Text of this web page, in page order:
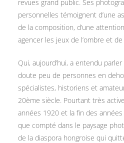
revues grand public. Ses
personnelles témoignent d’une
de la composition, d’une
agencer les jeux de l’ombre et de
Qui, aujourd’hui, a entendu parler
doute peu de personnes en
spécialistes, historiens et
20ème siècle. Pourtant très
années 1920 et la fin des années
que compté dans le paysage
de la diaspora hongroise qui